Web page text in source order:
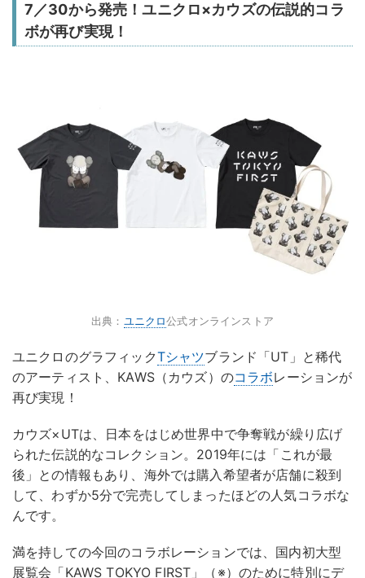
7／30から発売！ユニクロ×カウズの伝説的コラ
ボが再び実現！
出典： ユニクロ公式オンラインストア
ユニクロのグラフィックTシャツブランド「UT」と稀代
のアーティスト、KAWS（カウズ）のコラボレーションが
再び実現！
カウズ×UTは、日本をはじめ世界中で争奪戦が繰り広げ
られた伝説的なコレクション。2019年には「これが最
後」との情報もあり、海外では購入希望者が店舗に殺到
して、わずか5分で完売してしまったほどの人気コラボな
んです。
満を持しての今回のコラボレーションでは、国内初大型
展覧会「KAWS TOKYO FIRST」（※）のために特別にデ